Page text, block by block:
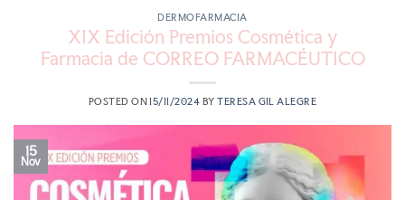
DERMOFARMACIA
XIX Edición Premios Cosmética y
Farmacia de CORREO FARMACÉUTICO
POSTED ON15/11/2024 BYTERESA GIL ALEGRE
15
Nov